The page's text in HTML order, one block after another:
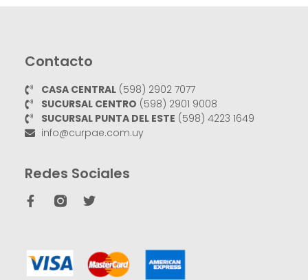
Contacto
CASA CENTRAL(598) 2902 7077
SUCURSAL CENTRO (598) 2901 9008
SUCURSAL PUNTA DEL ESTE (598) 4223 1649
info@curpae.com.uy
Redes Sociales